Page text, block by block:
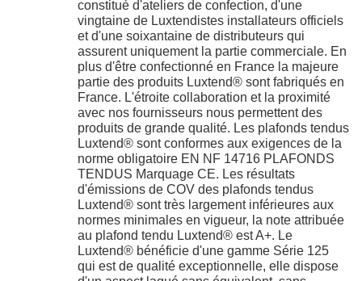
constitué d'ateliers de confection, d'une
vingtaine de Luxtendistes installateurs officiels
et d'une soixantaine de distributeurs qui
assurent uniquement la partie commerciale. En
plus d'être confectionné en France la majeure
partie des produits Luxtend® sont fabriqués en
France. L'étroite collaboration et la proximité
avec nos fournisseurs nous permettent des
produits de grande qualité. Les plafonds tendus
Luxtend® sont conformes aux exigences de la
norme obligatoire EN NF 14716 PLAFONDS
TENDUS Marquage CE. Les résultats
d'émissions de COV des plafonds tendus
Luxtend® sont très largement inférieures aux
normes minimales en vigueur, la note attribuée
au plafond tendu Luxtend® est A+. Le
Luxtend® bénéficie d'une gamme Série 125
qui est de qualité exceptionnelle, elle dispose